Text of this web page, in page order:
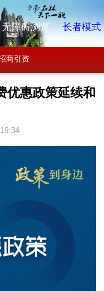
无障碍浏览 长者模式
商引资
优惠政策延续和